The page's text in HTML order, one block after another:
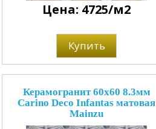
Цена: 4725/м2
Купить
Керамогранит 60x60 8.3мм
Carino Deco Infantas матовая
Mainzu